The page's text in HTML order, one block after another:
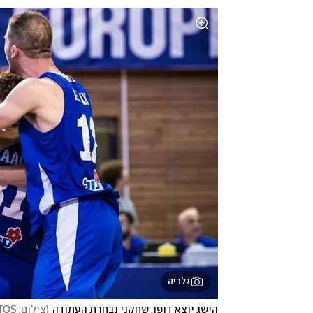
גלריה
הישג יוצא דופן. שחקני נבחרת העתודה (צילום: FIBA PHOTOS